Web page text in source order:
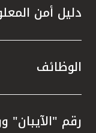
دليل أمن
الوظائف
رقم "الآيبان"